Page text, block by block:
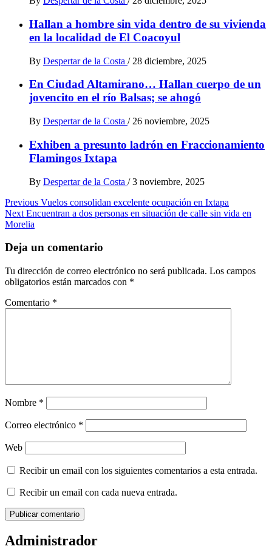
Hallan a hombre sin vida dentro de su vivienda
en la localidad de El Coacoyul
By Despertar de la Costa / 28 diciembre, 2025
En Ciudad Altamirano… Hallan cuerpo de un
jovencito en el río Balsas; se ahogó
By Despertar de la Costa / 26 noviembre, 2025
Exhiben a presunto ladrón en Fraccionamiento
Flamingos Ixtapa
By Despertar de la Costa / 3 noviembre, 2025
Post
navigation
Previous Vuelos consolidan excelente ocupación en Ixtapa
Next Encuentran a dos personas en situación de calle sin vida en
Morelia
Deja un comentario
Tu dirección de correo electrónico no será publicada. Los campos
obligatorios están marcados con *
Comentario *
Nombre *
Correo electrónico *
Web
Recibir un email con los siguientes comentarios a esta entrada.
Recibir un email con cada nueva entrada.
Administrador